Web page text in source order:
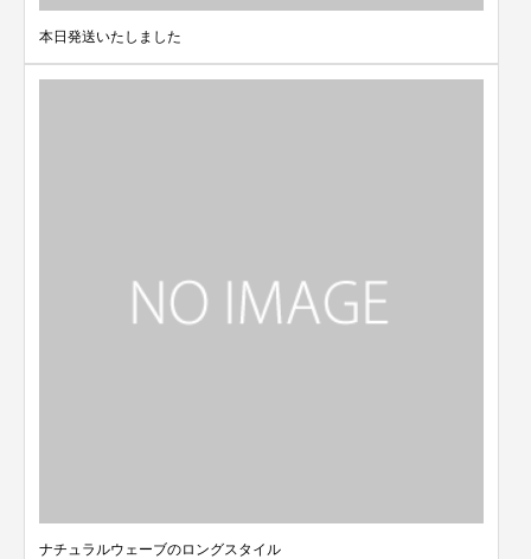
本日発送いたしました
ナチュラルウェーブのロングスタイル